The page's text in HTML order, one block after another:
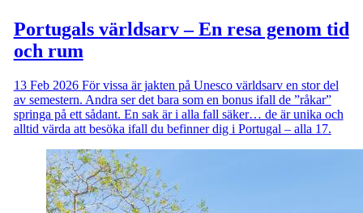
Portugals världsarv – En resa genom tid
och rum
13 Feb 2026 För vissa är jakten på Unesco världsarv en stor del
av semestern. Andra ser det bara som en bonus ifall de ”råkar”
springa på ett sådant. En sak är i alla fall säker… de är unika och
alltid värda att besöka ifall du befinner dig i Portugal – alla 17.